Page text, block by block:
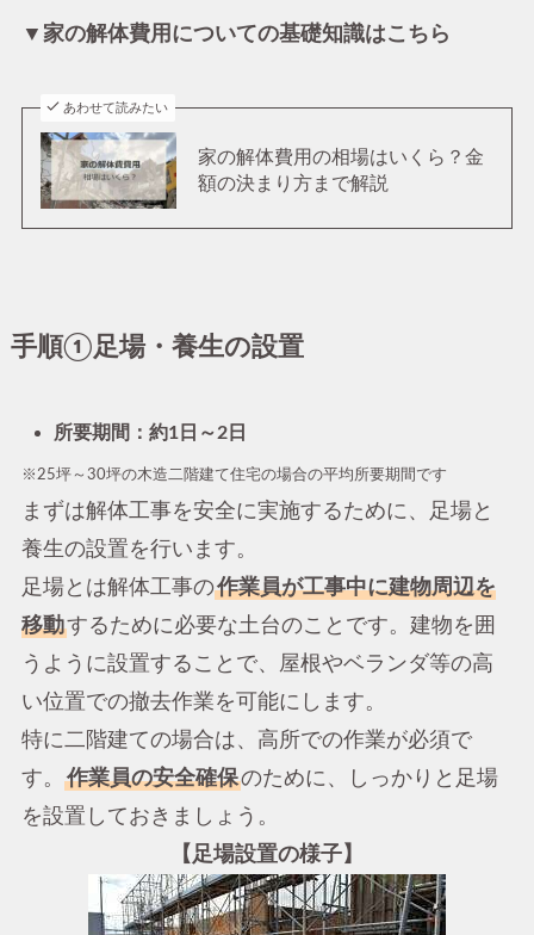
▼家の解体費用についての基礎知識はこちら
あわせて読みたい
家の解体費用の相場はいくら？金
額の決まり方まで解説
手順①足場・養生の設置
所要期間：約1日～2日
※25坪～30坪の木造二階建て住宅の場合の平均所要期間です
まずは解体工事を安全に実施するために、足場と
養生の設置を行います。
足場とは解体工事の作業員が工事中に建物周辺を
移動するために必要な土台のことです。建物を囲
うように設置することで、屋根やベランダ等の高
い位置での撤去作業を可能にします。
特に二階建ての場合は、高所での作業が必須で
す。
作業員の安全確保のために、しっかりと足場
を設置しておきましょう。
【足場設置の様子】